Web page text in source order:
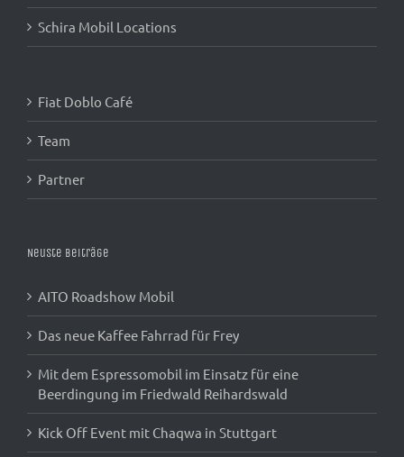
Schira Mobil Locations
Fiat Doblo Café
Team
Partner
Neuste Beiträge
AITO Roadshow Mobil
Das neue Kaffee Fahrrad für Frey
Mit dem Espressomobil im Einsatz für eine
Beerdingung im Friedwald Reihardswald
Kick Off Event mit Chaqwa in Stuttgart